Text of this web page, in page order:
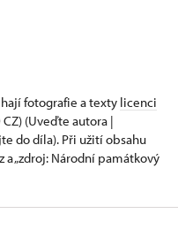
fotografie a texty licenci
CZ) (Uveďte autora |
do díla). Při užití obsahu
„zdroj: Národní památkový